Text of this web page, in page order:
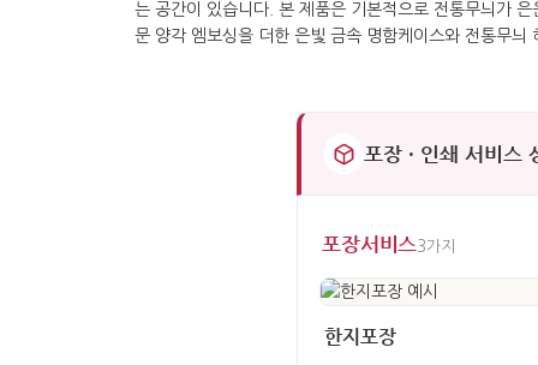
포장 · 인쇄 서비스
포장서비스3가지
한지포장